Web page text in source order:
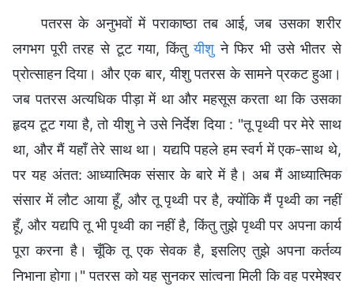
पतरस के अनुभवों में पराकाष्ठा तब आई, जब उसका शरीर
लगभग पूरी तरह से टूट गया, किंतुयीशुने फिर भी उसे भीतर से
प्रोत्साहन दिया। और एक बार, यीशु पतरस के सामने प्रकट हुआ।
जब पतरस अत्यधिक पीड़ा में था और महसूस करता था कि उसका
हृदय टूट गया है, तो यीशु ने उसे निर्देश दिया : "तू पृथ्वी पर मेरे साथ
था, और मैं यहाँ तेरे साथ था। यद्यपि पहले हम स्वर्ग में एक-साथ थे,
पर यह अंतत: आध्यात्मिक संसार के बारे में है। अब मैं आध्यात्मिक
संसार में लौट आया हूँ, और तू पृथ्वी पर है, क्योंकि मैं पृथ्वी का नहीं
हूँ, और यद्यपि तू भी पृथ्वी का नहीं है, किंतु तुझे पृथ्वी पर अपना कार्य
पूरा करना है। चूँकि तू एक सेवक है, इसलिए तुझे अपना कर्तव्य
निभाना होगा।" पतरस को यह सुनकर सांत्वना मिली कि वह परमेश्वर